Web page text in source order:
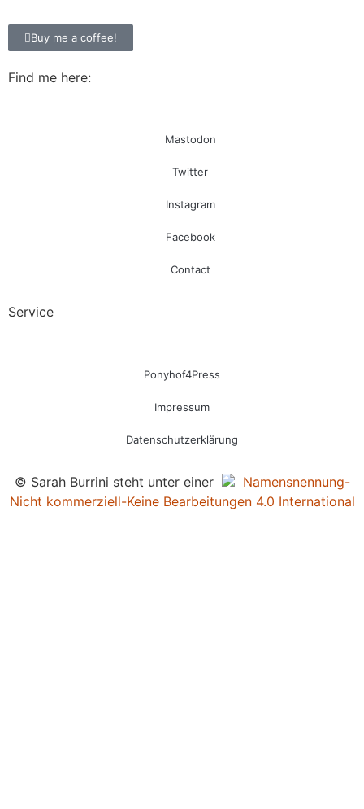
Buy me a coffee!
Find me here:
Mastodon
Twitter
Instagram
Facebook
Contact
Service
Ponyhof4Press
Impressum
Datenschutzerklärung
© Sarah Burrini steht unter einer
Namensnennung-
Nicht kommerziell-Keine Bearbeitungen 4.0 International